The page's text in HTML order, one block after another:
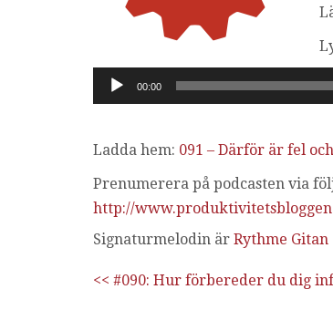
Ljudspelare
00:00
Ladda hem: 091 – Därför är fel
Prenumerera på podcasten via
http://
Signaturmelodin är Rythme Gitan
<< #090: Hur förbereder du dig